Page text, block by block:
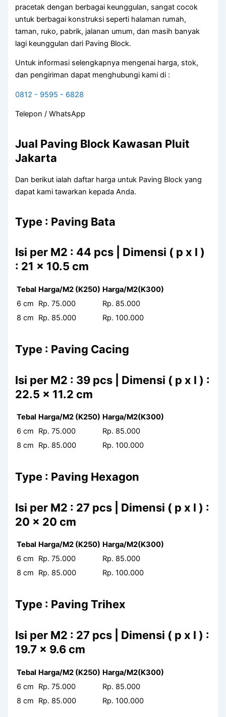
pracetak dengan berbagai keunggulan, sangat cocok
untuk berbagai konstruksi seperti halaman rumah,
taman, ruko, pabrik, jalanan umum, dan masih banyak
lagi keunggulan dari Paving Block.
Untuk informasi selengkapnya mengenai harga, stok,
dan pengiriman dapat menghubungi kami di :
0812 - 9595 - 6828
Telepon / WhatsApp
Jual Paving Block Kawasan Pluit
Jakarta
Dan berikut ialah daftar harga untuk Paving Block yang
dapat kami tawarkan kepada Anda.
Type : Paving Bata
Isi per M2 : 44 pcs | Dimensi ( p x l )
: 21 x 10.5 cm
Tebal Harga/M2 (K250) Harga/M2(K300)
6 cm
Rp. 75.000
Rp. 85.000
8 cm
Rp. 85.000 Rp. 100.000
Type : Paving Cacing
Isi per M2 : 39 pcs | Dimensi ( p x l ) :
22.5 x 11.2 cm
Tebal Harga/M2 (K250) Harga/M2(K300)
6 cm
Rp. 75.000
Rp. 85.000
8 cm
Rp. 85.000 Rp. 100.000
Type : Paving Hexagon
Isi per M2 : 27 pcs | Dimensi ( p x l ) :
20 x 20 cm
Tebal Harga/M2 (K250) Harga/M2(K300)
6 cm
Rp. 75.000
Rp. 85.000
8 cm
Rp. 85.000 Rp. 100.000
Type : Paving Trihex
Isi per M2 : 27 pcs | Dimensi ( p x l ) :
19.7 x 9.6 cm
Tebal Harga/M2 (K250) Harga/M2(K300)
6 cm
Rp. 75.000
Rp. 85.000
8 cm
Rp. 85.000 Rp. 100.000